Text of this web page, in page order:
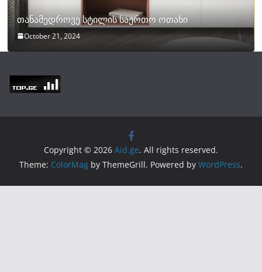
თანამედროვე სტილის საერთო ოთახი
October 21, 2024
Copyright © 2026 Aid.ge. All rights reserved.
Theme: ColorMag by ThemeGrill. Powered by WordPress.